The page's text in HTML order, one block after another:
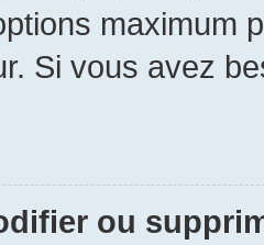
maximum
Si vous avez
ou